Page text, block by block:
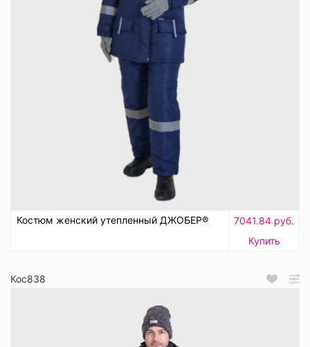
Костюм женский утепленный ДЖОБЕР®
7041.84 руб.
Купить
Кос838